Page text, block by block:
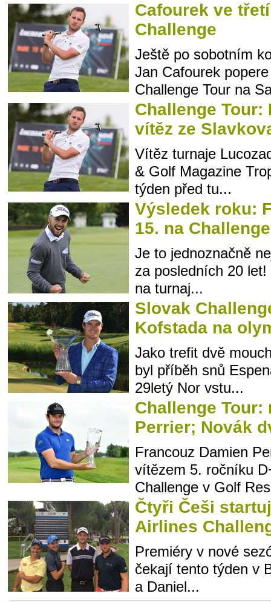
Cafourek ve
Challenge
Ještě po sobotním
Jan Cafourek
Challenge Tour na
Challenge Tour:
vítěz ze
Vítěz turnaje
& Golf Magazine
týden před tu...
Výsledek roku:
15. na
Je to jednoznačně
za posledních 20
na turnaj...
Slovak
Kofstada na
Jako trefit dvě
byl příběh snů
29letý Nor vstu...
Challenge
Perrier; Novák
Francouz Damien
vítězem 5. ročníku
Challenge v Golf
Čtyři Češi
Airlines
Premiéry v nové
čekají tento týden v
a Daniel...